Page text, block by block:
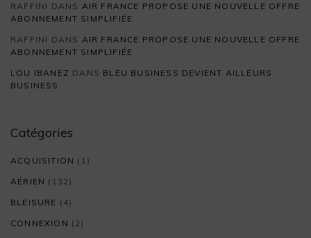
RAFFINI DANS AIR FRANCE PROPOSE UNE NOUVELLE OFFRE
ABONNEMENT SIMPLIFIÉE
RAFFINI DANS AIR FRANCE PROPOSE UNE NOUVELLE OFFRE
ABONNEMENT SIMPLIFIÉE
LOU IBANEZ DANS BLEU BUSINESS DEVIENT AILLEURS
BUSINESS
Catégories
ACQUISITION (1)
AÉRIEN (132)
BLEISURE (4)
CONNEXION (2)